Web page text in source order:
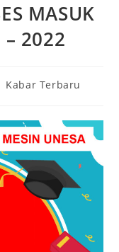
MASUK
– 2022
Kabar Terbaru